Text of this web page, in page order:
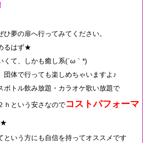
ひ夢の扉へ行ってみてください。
るはず★
くて、しかも癒し系(´ω｀*)
団体で行っても楽しめちゃいますよ♪
ボトル飲み放題・カラオケ歌い放題で
ｈという安さなのでコストパフォーマ
★
という方にも自信を持ってオススメです